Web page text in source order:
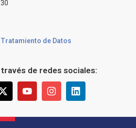
de Datos
de redes sociales: